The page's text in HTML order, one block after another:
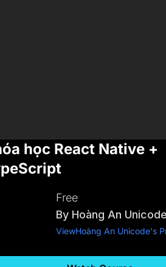
học React Native +
Free
By Hoàng An Unicode
ViewHoàng An Unicode's